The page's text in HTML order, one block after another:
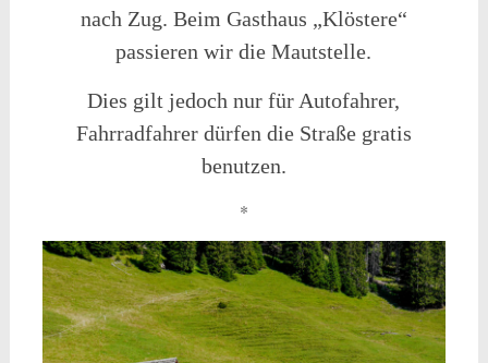
nach Zug. Beim Gasthaus „Klöstere“
passieren wir die Mautstelle.
Dies gilt jedoch nur für Autofahrer,
Fahrradfahrer dürfen die Straße gratis
benutzen.
*